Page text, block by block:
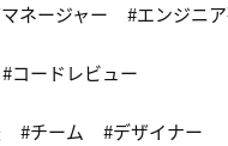
ネージャー エンジニ
コードレビュー
チーム デザイナー